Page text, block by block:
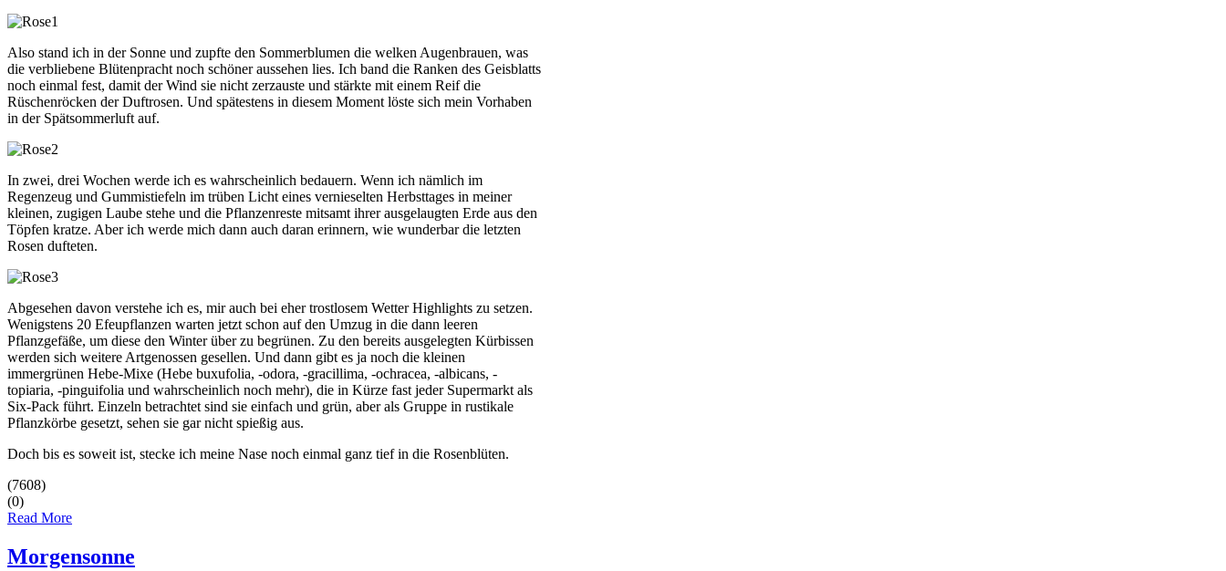
Also stand ich in der Sonne und zupfte den Sommerblumen die welken Augenbrauen, was
die verbliebene Blütenpracht noch schöner aussehen lies. Ich band die Ranken des Geisblatts
noch einmal fest, damit der Wind sie nicht zerzauste und stärkte mit einem Reif die
Rüschenröcken der Duftrosen. Und spätestens in diesem Moment löste sich mein Vorhaben
in der Spätsommerluft auf.
In zwei, drei Wochen werde ich es wahrscheinlich bedauern. Wenn ich nämlich im
Regenzeug und Gummistiefeln im trüben Licht eines vernieselten Herbsttages in meiner
kleinen, zugigen Laube stehe und die Pflanzenreste mitsamt ihrer ausgelaugten Erde aus den
Töpfen kratze. Aber ich werde mich dann auch daran erinnern, wie wunderbar die letzten
Rosen dufteten.
Abgesehen davon verstehe ich es, mir auch bei eher trostlosem Wetter Highlights zu setzen.
Wenigstens 20 Efeupflanzen warten jetzt schon auf den Umzug in die dann leeren
Pflanzgefäße, um diese den Winter über zu begrünen. Zu den bereits ausgelegten Kürbissen
werden sich weitere Artgenossen gesellen. Und dann gibt es ja noch die kleinen
immergrünen Hebe-Mixe (Hebe buxufolia, -odora, -gracillima, -ochracea, -albicans, -
topiaria, -pinguifolia und wahrscheinlich noch mehr), die in Kürze fast jeder Supermarkt als
Six-Pack führt. Einzeln betrachtet sind sie einfach und grün, aber als Gruppe in rustikale
Pflanzkörbe gesetzt, sehen sie gar nicht spießig aus.
Doch bis es soweit ist, stecke ich meine Nase noch einmal ganz tief in die Rosenblüten.
(7608)
(0)
Read More
Morgensonne